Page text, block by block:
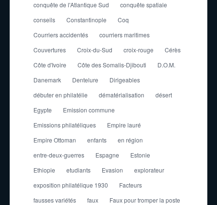
conquête de l'Atlantique Sud
conquête spatiale
conseils
Constantinople
Coq
Courriers accidentés
courriers maritimes
Couvertures
Croix-du-Sud croix-rouge
Cérès
Côte d'Ivoire
Côte des Somalis-Djibouti
D.O.M.
Danemark
Dentelure
Dirigeables
débuter en philatélie
dématérialisation
désert
Egypte
Emission commune
Emissions philatéliques
Empire lauré
Empire Ottoman
enfants
en région
entre-deux-guerres
Espagne
Estonie
Ethiopie
etudiants Evasion
explorateur
exposition philatélique 1930
Facteurs
fausses variétés
faux
Faux pour tromper la poste